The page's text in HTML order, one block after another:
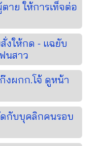
าย ให้การเท็จต่อ
งให้กด - แฉยับ
นสาว
งผกก.โจ้ ดูหน้า
กับบุคลิกคนรอบ